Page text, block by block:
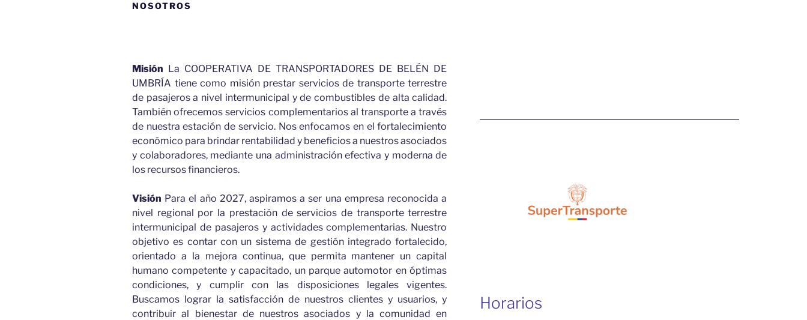
NOSOTROS
Misión La COOPERATIVA DE TRANSPORTADORES DE BELÉN DE
UMBRÍA tiene como misión prestar servicios de transporte terrestre
de pasajeros a nivel intermunicipal y de combustibles de alta calidad.
También ofrecemos servicios complementarios al transporte a través
de nuestra estación de servicio. Nos enfocamos en el fortalecimiento
económico para brindar rentabilidad y beneficios a nuestros asociados
y colaboradores, mediante una administración efectiva y moderna de
los recursos financieros.
Visión Para el año 2027, aspiramos a ser una empresa reconocida a
nivel regional por la prestación de servicios de transporte terrestre
intermunicipal de pasajeros y actividades complementarias. Nuestro
objetivo es contar con un sistema de gestión integrado fortalecido,
orientado a la mejora continua, que permita mantener un capital
humano competente y capacitado, un parque automotor en óptimas
condiciones, y cumplir con las disposiciones legales vigentes.
Buscamos lograr la satisfacción de nuestros clientes y usuarios, y
contribuir al bienestar de nuestros asociados y la comunidad en
Horarios